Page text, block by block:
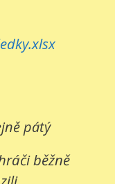
pátý
běžně